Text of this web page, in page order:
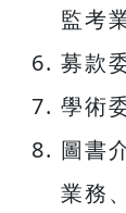
監考
募款
學術
圖書
業務